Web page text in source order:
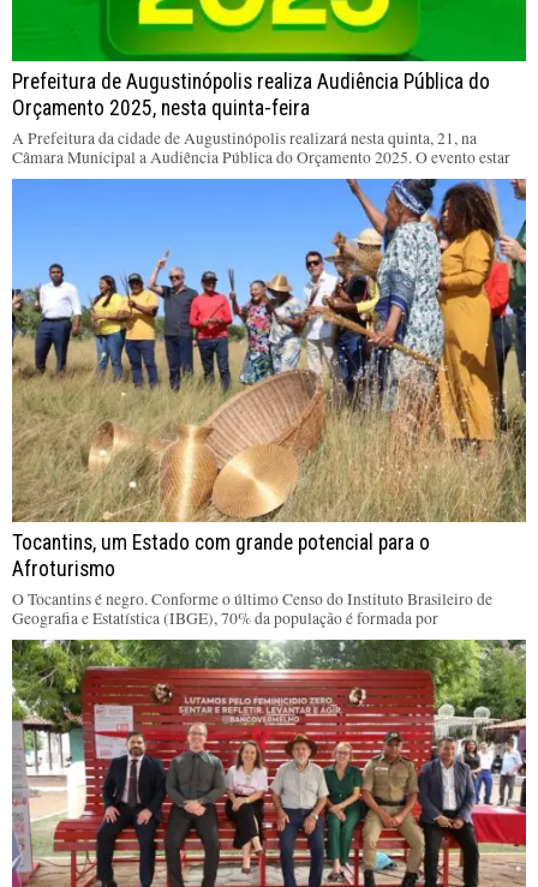
Prefeitura de Augustinópolis realiza Audiência Pública do
Orçamento 2025, nesta quinta-feira
A Prefeitura da cidade de Augustinópolis realizará nesta quinta, 21, na
Câmara Municipal a Audiência Pública do Orçamento 2025. O evento estar
Tocantins, um Estado com grande potencial para o
Afroturismo
O Tocantins é negro. Conforme o último Censo do Instituto Brasileiro de
Geografia e Estatística (IBGE), 70% da população é formada por